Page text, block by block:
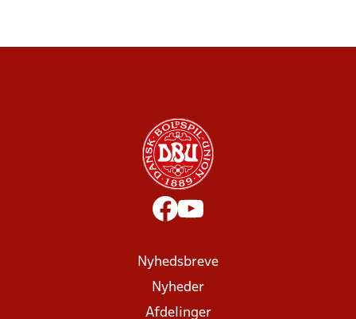
Nyhedsbreve
Nyheder
Afdelinger